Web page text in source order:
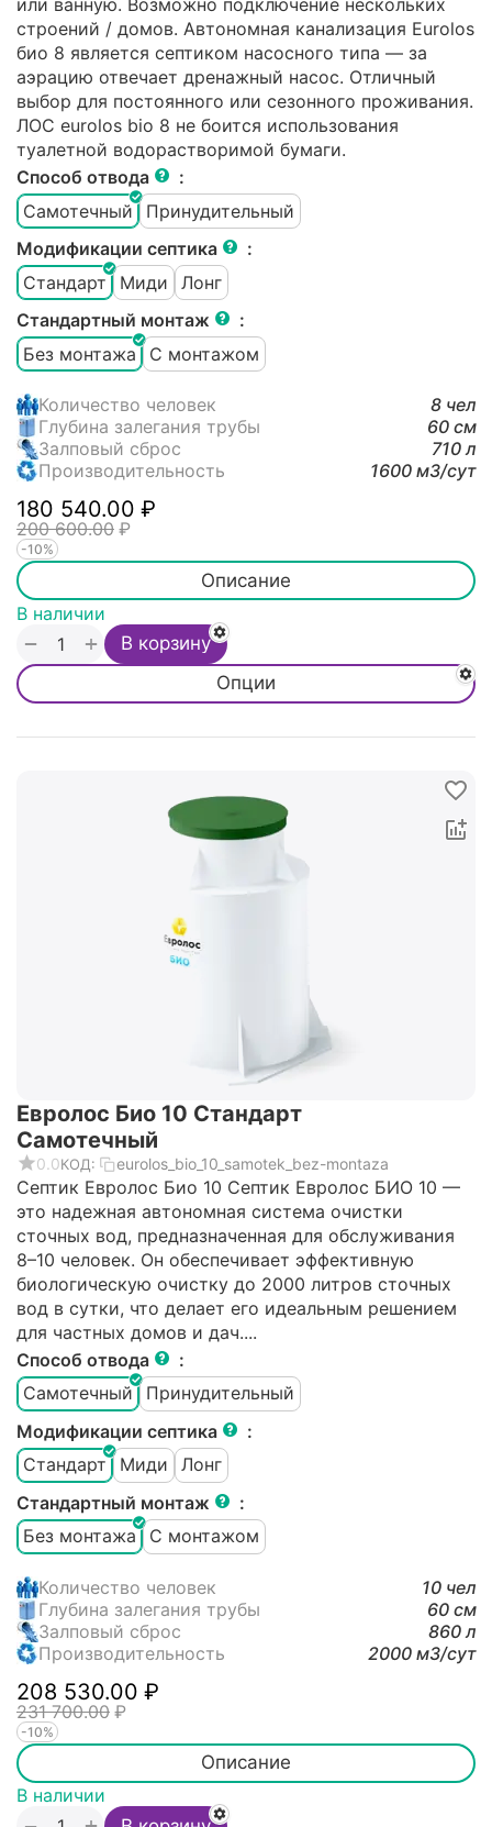
или ванную. Возможно подключение нескольких
строений / домов. Автономная канализация Eurolos
био 8 является септиком насосного типа — за
аэрацию отвечает дренажный насос. Отличный
выбор для постоянного или сезонного проживания.
ЛОС eurolos bio 8 не боится использования
туалетной водорастворимой бумаги.
Способ отвода
:
Самотечный
Принудительный
Модификации септика
:
Стандарт
Миди
Лонг
Стандартный монтаж
:
Без монтажа
С монтажом
Количество человек
8 чел
Глубина залегания трубы
60 см
Залповый сброс
710 л
Производительность
1600 м3/cут
180 540.00 ₽
200 600.00 ₽
-10%
Описание
Опции
В наличии
+
− В корзину
Евролос Био 10 Стандарт
Самотечный
0.0КОД: eurolos_bio_10_samotek_bez-montaza
Септик Евролос Био 10 Cептик Евролос БИО 10 —
это надежная автономная система очистки
сточных вод, предназначенная для обслуживания
8–10 человек. Он обеспечивает эффективную
биологическую очистку до 2000 литров сточных
вод в сутки, что делает его идеальным решением
для частных домов и дач.​...
Способ отвода
:
Самотечный
Принудительный
Модификации септика
:
Стандарт
Миди
Лонг
Стандартный монтаж
:
Без монтажа
С монтажом
Количество человек
10 чел
Глубина залегания трубы
60 см
Залповый сброс
860 л
Производительность
2000 м3/cут
208 530.00 ₽
231 700.00 ₽
-10%
Описание
В наличии